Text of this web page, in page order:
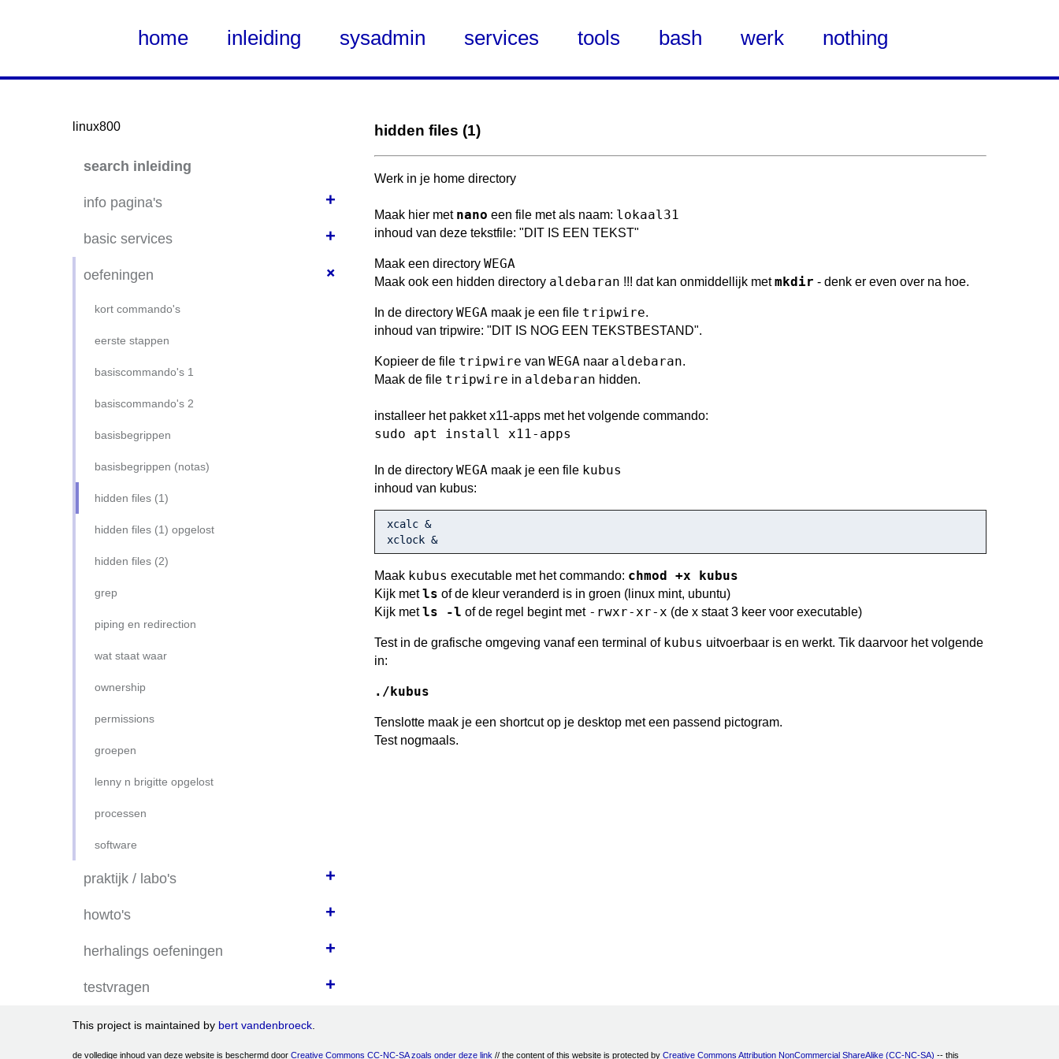
home inleiding sysadmin services tools bash werk nothing
linux800
Main
Content
search inleiding
+
info pagina's
wadisda
distributies
+
basic services
static net-config thuis
LTS, or not LTS
ssh client
ssh client (oefening)
ssh server (inleiding)
apache2 server (inleiding)
apache2 (oefening)
samba server (inleiding)
samba server (oefening)
netops-ubuntu16-static
+
oefeningen
kort commando's
eerste stappen
basiscommando's 1
basiscommando's 2
basisbegrippen
basisbegrippen (notas)
hidden files (1)
hidden files (1) opgelost
hidden files (2)
grep
piping en redirection
wat staat waar
ownership
permissions
groepen
lenny n brigitte opgelost
processen
software
+
praktijk / labo's
install lnx MINT-MATE
LAB harddisks 0 (nul)
+
howto's
SFTP via filezilla
howto remote connect
+
herhalings oefeningen
herh basiscommandos +
testvragen
basiscommando's
netwerk
hidden files (1)
Werk in je home directory
Maak hier met nano een file met als naam: lokaal31
inhoud van deze tekstfile: "DIT IS EEN TEKST"
Maak een directory WEGA
Maak ook een hidden directory aldebaran !!! dat kan onmiddellijk metmkdir - denk er even over na hoe.
In de directory WEGAmaak je een file tripwire.
inhoud van tripwire: "DIT IS NOG EEN TEKSTBESTAND".
Kopieer de file tripwire van WEGAnaar aldebaran.
Maak de file tripwire in aldebaran hidden.
installeer het pakket x11-apps met het volgende commando:
sudo apt install x11-apps
In de directory WEGAmaak je een file kubus
inhoud van kubus:
xclock &
Maak kubus executable met het commando: chmod +x kubus
Kijk metls of de kleur veranderd is in groen (linux mint, ubuntu)
Kijk metls -l of de regel begint met -rwxr-xr-x (de x staat 3 keer voor executable)
Test in de grafische omgeving vanaf een terminal of kubus uitvoerbaar is en werkt. Tik daarvoor het volgende
in:
./kubus
Tenslotte maak je een shortcut op je desktop met een passend pictogram.
Test nogmaals.
This project is maintained by bert vandenbroeck
de volledige inhoud van deze website is beschermd door Creative Commons CC-NC-SA zoals onder deze link // the content of this website is protected by Creative Commons Attribution NonCommercial ShareAlike (CC-NC-SA) -- this